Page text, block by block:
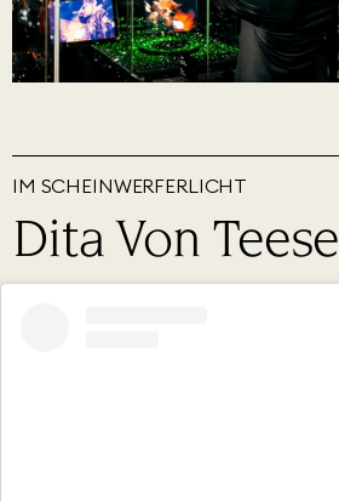
IM SCHEINWERFERLICHT
Dita Von Teese